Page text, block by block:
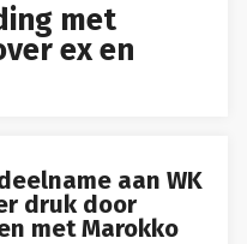
met
ex en
aan WK
druk door
met Marokko